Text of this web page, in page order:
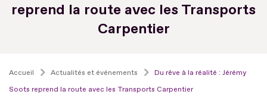
reprend la route avec les Transports
Carpentier
Accueil Actualités et événements
Du rêve à la réalité : Jérémy
Soots reprend la route avec les Transports Carpentier